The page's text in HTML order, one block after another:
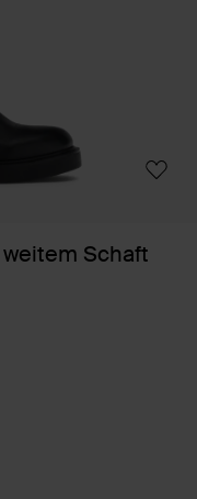
Schaft